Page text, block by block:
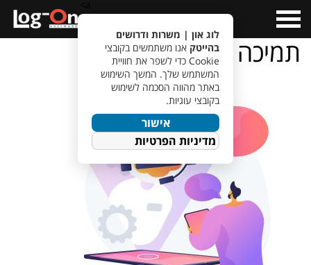
Menu
תמיכה
לוג און | משרות ודרושים
בהייטק אנו משתמשים בקובצי
Cookie כדי לשפר את חוויית
המשתמש שלך. המשך השימוש
באתר מהווה הסכמה לשימוש
בקובצי עוגיות.
אישור
מדיניות הפרטיות